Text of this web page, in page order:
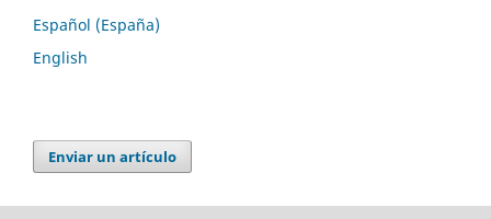
Español (España)
English
Enviar un artículo